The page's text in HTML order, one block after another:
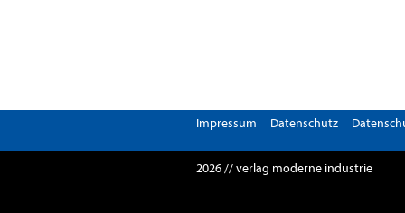
Impressum Datenschutz
2026 // verlag moderne industrie